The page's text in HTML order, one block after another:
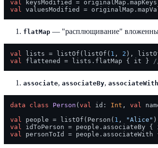
val keysModified =
val valuesModified =
flatMap — "расплющивание"
val lists = listOf(listOf( 1 , 2 ),
val flattened = lists.flatMap { it }
associate, associateBy, associateWith
data class Person ( val id: Int , val
val people = listOf(Person( 1 , "Alice"
val idToPerson =
val personToId =